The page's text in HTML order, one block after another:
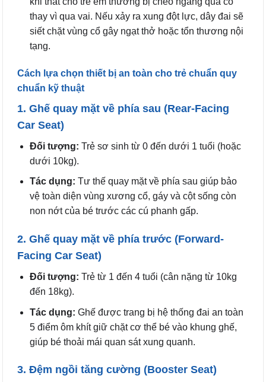
thay vì qua vai. Nếu xảy ra xung đột lực, dây đai sẽ
siết chặt vùng cổ gây ngạt thở hoặc tổn thương nội
tạng.
Cách lựa chọn thiết bị an toàn cho trẻ chuẩn quy
chuẩn kỹ thuật
1. Ghế quay mặt về phía sau (Rear-Facing
Car Seat)
Đối tượng: Trẻ sơ sinh từ 0 đến dưới 1 tuổi (hoặc
dưới 10kg).
Tác dụng: Tư thế quay mặt về phía sau giúp bảo
vệ toàn diện vùng xương cổ, gáy và cột sống còn
non nớt của bé trước các cú phanh gấp.
2. Ghế quay mặt về phía trước (Forward-
Facing Car Seat)
Đối tượng: Trẻ từ 1 đến 4 tuổi (cân nặng từ 10kg
đến 18kg).
Tác dụng: Ghế được trang bị hệ thống đai an toàn
5 điểm ôm khít giữ chặt cơ thể bé vào khung ghế,
giúp bé thoải mái quan sát xung quanh.
3. Đệm ngồi tăng cường (Booster Seat)